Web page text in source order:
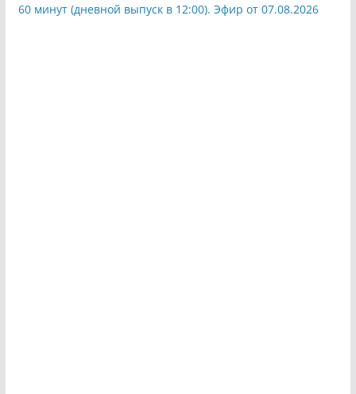
60 минут (дневной выпуск в 12:00). Эфир от 07.08.2026